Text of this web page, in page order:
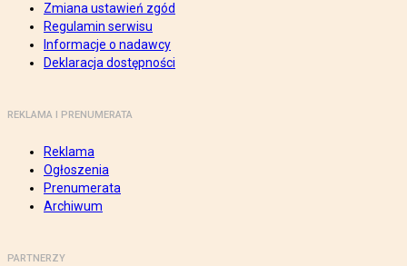
Zmiana ustawień zgód
Regulamin serwisu
Informacje o nadawcy
Deklaracja dostępności
REKLAMA I PRENUMERATA
Reklama
Ogłoszenia
Prenumerata
Archiwum
PARTNERZY